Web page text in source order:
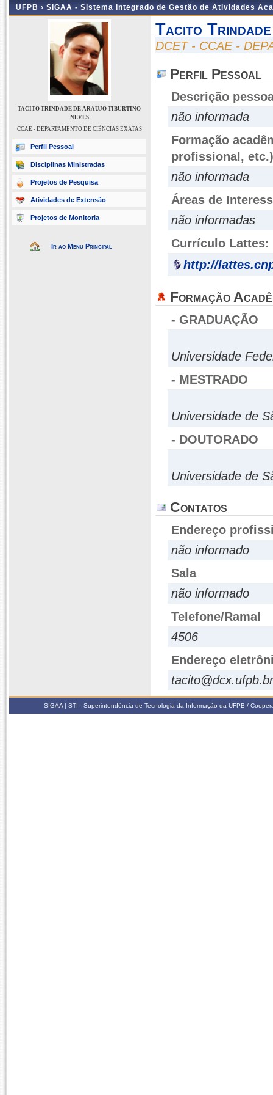
UFPB › SIGAA - Sistema Integrado de Gestão de Atividades
TACITO TRINDADE DE ARAUJO TIBURTINO
NEVES
CCAE - DEPARTAMENTO DE CIÊNCIAS EXATAS
Perfil Pessoal
Disciplinas Ministradas
Projetos de Pesquisa
Atividades de Extensão
Projetos de Monitoria
Ir ao Menu Principal
Tacito
DCET - CCAE -
Perfil Pessoal
Descrição
não informada
Formação
profissional, etc.)
não informada
Áreas de
não informadas
Currículo Lattes:
http://
Formação
- GRADUAÇÃO
Universidade
- MESTRADO
Universidade de
- DOUTORADO
Universidade de
Contatos
Endereço
não informado
Sala
não informado
Telefone/Ramal
4506
Endereço
tacito@dcx.ufpb.br
SIGAA | STI - Superintendência de Tecnologia da Informação da UFPB /